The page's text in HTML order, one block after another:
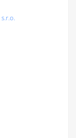
s.r.o.